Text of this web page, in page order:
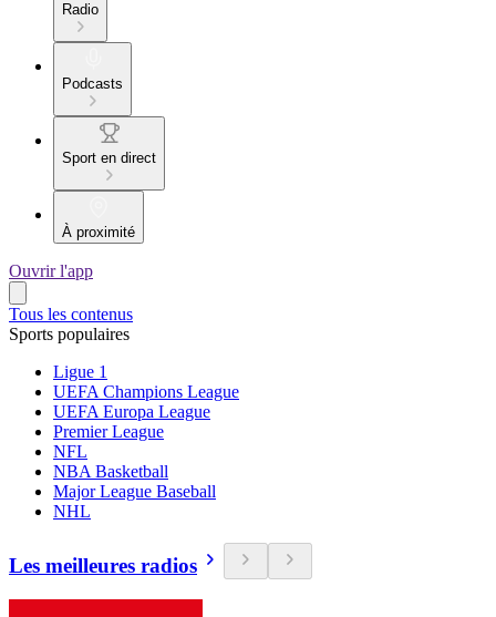
Radio
Podcasts
Sport en direct
À proximité
Ouvrir l'app
Tous les contenus
Sports populaires
Ligue 1
UEFA Champions League
UEFA Europa League
Premier League
NFL
NBA Basketball
Major League Baseball
NHL
Les meilleures radios